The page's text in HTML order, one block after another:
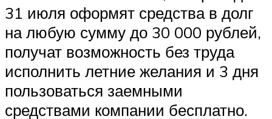
31 июля оформят средства в долг
на любую сумму до 30 000 рублей,
получат возможность без труда
исполнить летние желания и 3 дня
пользоваться заемными
средствами компании бесплатно.